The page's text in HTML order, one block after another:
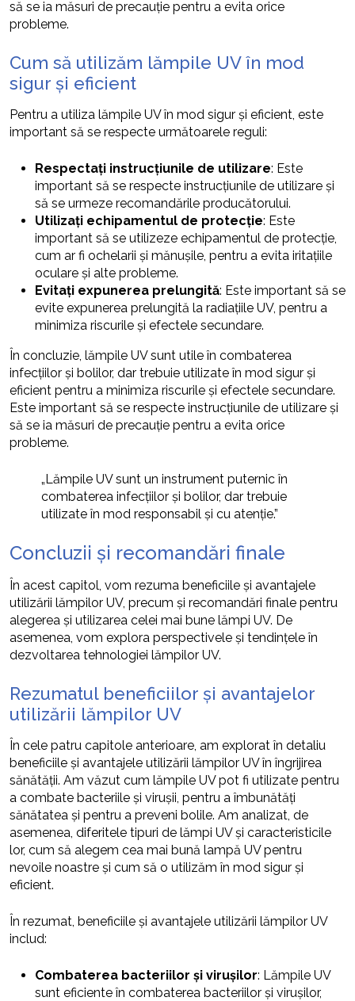
să se ia măsuri de precauție pentru a evita orice
probleme.
Cum să utilizăm lămpile UV în mod
sigur și eficient
Pentru a utiliza lămpile UV în mod sigur și eficient, este
important să se respecte următoarele reguli:
Respectați instrucțiunile de utilizare: Este
important să se respecte instrucțiunile de utilizare și
să se urmeze recomandările producătorului.
Utilizați echipamentul de protecție: Este
important să se utilizeze echipamentul de protecție,
cum ar fi ochelarii și mănușile, pentru a evita iritațiile
oculare și alte probleme.
Evitați expunerea prelungită: Este important să se
evite expunerea prelungită la radiațiile UV, pentru a
minimiza riscurile și efectele secundare.
În concluzie, lămpile UV sunt utile în combaterea
infecțiilor și bolilor, dar trebuie utilizate în mod sigur și
eficient pentru a minimiza riscurile și efectele secundare.
Este important să se respecte instrucțiunile de utilizare și
să se ia măsuri de precauție pentru a evita orice
probleme.
„Lămpile UV sunt un instrument puternic în
combaterea infecțiilor și bolilor, dar trebuie
utilizate în mod responsabil și cu atenție.”
Concluzii și recomandări finale
În acest capitol, vom rezuma beneficiile și avantajele
utilizării lămpilor UV, precum și recomandări finale pentru
alegerea și utilizarea celei mai bune lămpi UV. De
asemenea, vom explora perspectivele și tendințele în
dezvoltarea tehnologiei lămpilor UV.
Rezumatul beneficiilor și avantajelor
utilizării lămpilor UV
În cele patru capitole anterioare, am explorat în detaliu
beneficiile și avantajele utilizării lămpilor UV în îngrijirea
sănătății. Am văzut cum lămpile UV pot fi utilizate pentru
a combate bacteriile și virușii, pentru a îmbunătăți
sănătatea și pentru a preveni bolile. Am analizat, de
asemenea, diferitele tipuri de lămpi UV și caracteristicile
lor, cum să alegem cea mai bună lampă UV pentru
nevoile noastre și cum să o utilizăm în mod sigur și
eficient.
În rezumat, beneficiile și avantajele utilizării lămpilor UV
includ:
Combaterea bacteriilor și virușilor: Lămpile UV
sunt eficiente în combaterea bacteriilor și virușilor,